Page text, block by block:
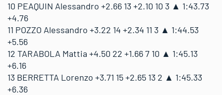
10 PEAQUIN Alessandro +2.66 13 +2.10 10 3 ▲ 1:43.73
+4.76
11 POZZO Alessandro +3.22 14 +2.34 11 3 ▲ 1:44.53
+5.56
12 TARABOLA Mattia +4.50 22 +1.66 7 10 ▲ 1:45.13
+6.16
13 BERRETTA Lorenzo +3.71 15 +2.65 13 2 ▲ 1:45.33
+6.36